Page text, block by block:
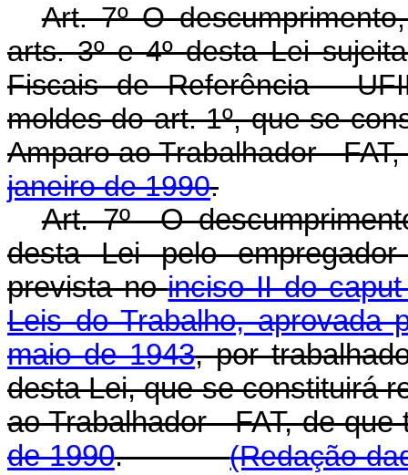
Art. 7º O
arts. 3º e 4º desta Lei
Fiscais de Referência -
moldes do art. 1º, que se
Amparo ao Trabalhador -
janeiro de 1990.
Art. 7º O
desta Lei pelo
prevista noinciso II do
Leis do Trabalho, aprovada
maio de 1943, por
desta Lei, que se constituirá
ao Trabalhador - FAT, de
de 1990.(Redação